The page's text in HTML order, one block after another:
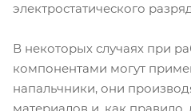
электростатического
В некоторых случаях при
компонентами могут
напальчники, они